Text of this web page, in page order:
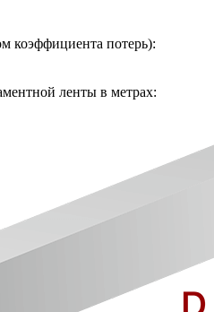
коэффициента потерь):
ленты в метрах: